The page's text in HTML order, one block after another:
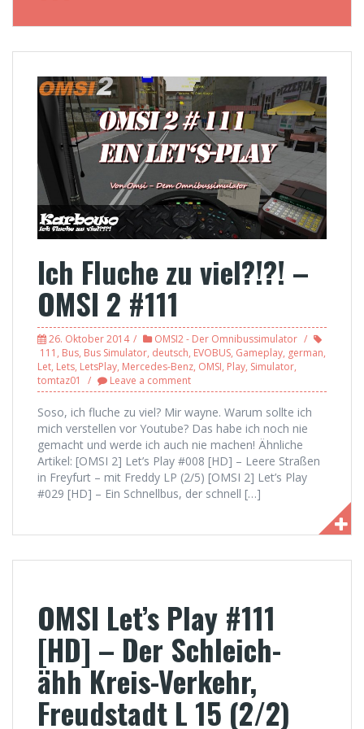
Ich Fluche zu viel?!?! –
OMSI 2 #111
26. Oktober 2014
OMSI2 - Der Omnibussimulator
111 , Bus, Bus Simulator, deutsch, EVOBUS, Gameplay, german,
Let, Lets, LetsPlay, Mercedes-Benz, OMSI, Play, Simulator,
tomtaz01
Leave a comment
Soso, ich fluche zu viel? Mir wayne. Warum sollte ich
mich verstellen vor Youtube? Das habe ich noch nie
gemacht und werde ich auch nie machen! Ähnliche
Artikel: [OMSI 2] Let’s Play #008 [HD] – Leere Straßen
in Freyfurt – mit Freddy LP (2/5) [OMSI 2] Let’s Play
#029 [HD] – Ein Schnellbus, der schnell […]
OMSI Let’s Play #111
[HD] – Der Schleich-
ähh Kreis-Verkehr,
Freudstadt L 15 (2/2)